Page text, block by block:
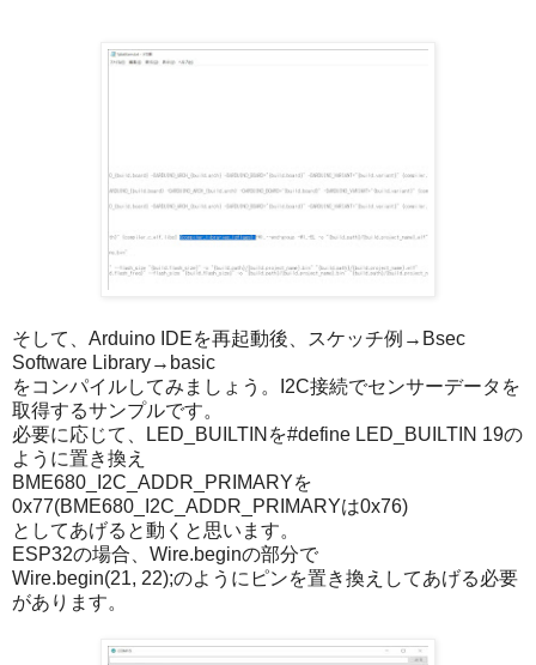
そして、Arduino IDEを再起動後、スケッチ例→Bsec
Software Library→basic
をコンパイルしてみましょう。I2C接続でセンサーデータを
取得するサンプルです。
必要に応じて、LED_BUILTINを#define LED_BUILTIN 19の
ように置き換え
BME680_I2C_ADDR_PRIMARYを
0x77(BME680_I2C_ADDR_PRIMARYは0x76)
としてあげると動くと思います。
ESP32の場合、Wire.beginの部分で
Wire.begin(21, 22);のようにピンを置き換えしてあげる必要
があります。